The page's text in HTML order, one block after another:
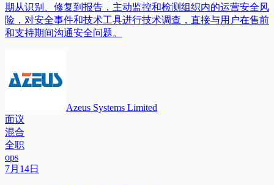
期从识别、修复到报告，主动监控和检测组织内的运营安全风
险，对安全事件和技术工具进行技术调查，直接与用户在售前
和支持期间沟通安全问题。
Azeus Systems Limited
面议
混合
全职
ops
7月14日